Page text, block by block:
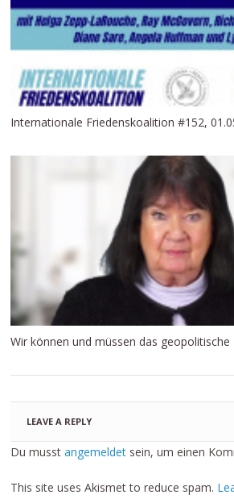
Internationale Friedenskoalition #152,
Wir können und müssen das
LEAVE A REPLY
Du musstangemeldet sein, um einen
This site uses Akismet to reduce spam.